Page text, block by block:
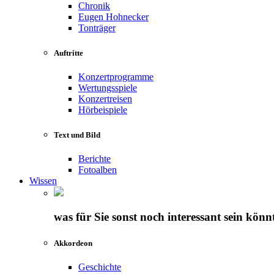
Chronik
Eugen Hohnecker
Tonträger
Auftritte
Konzertprogramme
Wertungsspiele
Konzertreisen
Hörbeispiele
Text und Bild
Berichte
Fotoalben
Wissen
was für Sie sonst noch interessant sein
Akkordeon
Geschichte